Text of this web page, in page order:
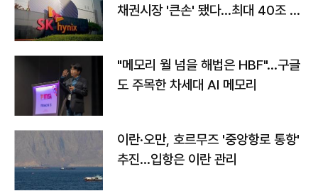
채권시장 '큰손' 됐다…최대 40조 투
"메모리 월 넘을 해법은 HBF"…구글
도 주목한 차세대 AI 메모리
이란·오만, 호르무즈 '중앙항로 통항'
추진…입항은 이란 관리